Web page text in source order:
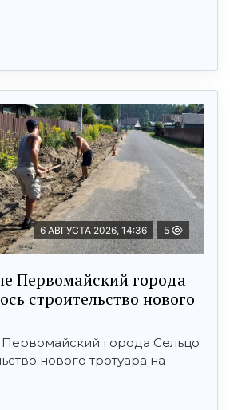
6 АВГУСТА 2026, 14:36 5
Первомайский города
строительство нового
города Сельцо
нового тротуара на